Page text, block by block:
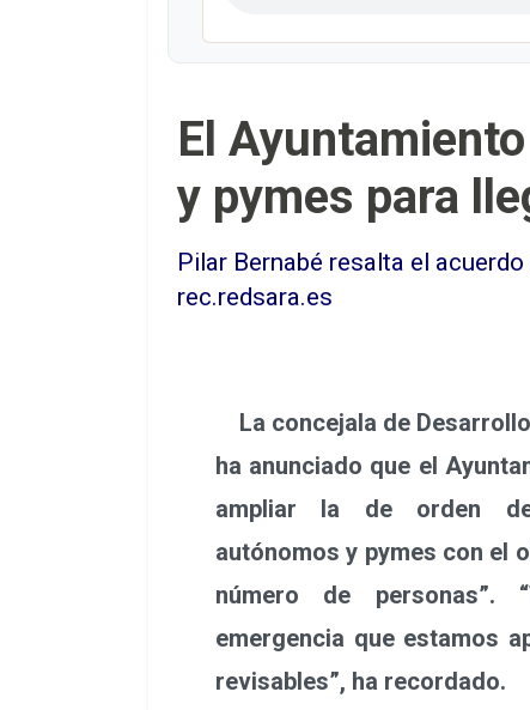
El
y pymes para
Pilar Bernabé resalta el
rec.redsara.es
La concejala de
ha anunciado que el
ampliar la de orden
autónomos y pymes con el
número de personas”.
emergencia que estamos
revisables”, ha recordado.